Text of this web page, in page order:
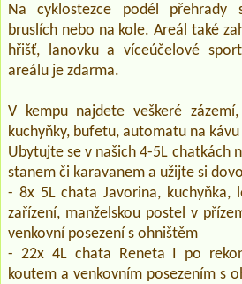
Na cyklostezce podél
bruslích nebo na kole. Areál také
hřišť, lanovku a víceúčelové
areálu je zdarma.
V kempu najdete veškeré
kuchyňky, bufetu, automatu na
Ubytujte se v našich 4-5L chatkách
stanem či karavanem a užijte si
- 8x 5L chata Javorina, kuchyňka,
zařízení, manželskou postel v
venkovní posezení s ohništěm
- 22x 4L chata Reneta I po
koutem a venkovním posezením s